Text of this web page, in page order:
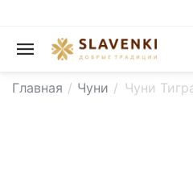
Главная / Чуни / Чуни